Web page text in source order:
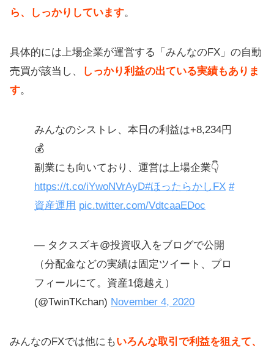
ら、しっかりしています。
具体的には上場企業が運営する「みんなのFX」の自動
売買が該当し、
しっかり利益の出ている実績もありま
す。
みんなのシストレ、本日の利益は+8,234円
💰
副業にも向いており、運営は上場企業👇
https://t.co/iYwoNVrAyD#ほったらかしFX #
資産運用 pic.twitter.com/VdtcaaEDoc
— タクスズキ@投資収入をブログで公開
（分配金などの実績は固定ツイート、プロ
フィールにて。資産1億越え）
(@TwinTKchan) November 4, 2020
みんなのFXでは他にもいろんな取引で利益を狙えて、